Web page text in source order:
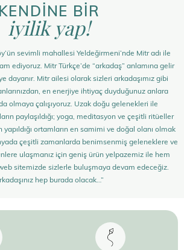
KENDİNE BİR
iyilik yap!
sevimli mahallesi Yeldeğirmeni’nde Mitr adı ile
ediyoruz. Mitr Türkçe’de “arkadaş” anlamına gelir
dayanır. Mitr ailesi olarak sizleri arkadaşımız gibi
en enerjiye ihtiyaç duyduğunuz anlara
olmaya çalışıyoruz. Uzak doğu gelenekleri ile
paylaşıldığı; yoga, meditasyon ve çeşitli ritüeller
ortamların en samimi ve doğal olanı olmak
çeşitli zamanlarda benimsenmiş geleneklere ve
ulaşmanız için geniş ürün yelpazemiz ile hem
sitemizde sizlerle buluşmaya devam edeceğiz.
hep burada olacak…”